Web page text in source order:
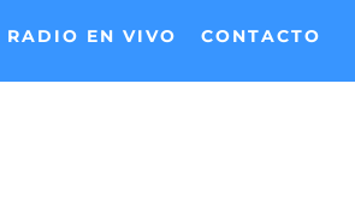
RADIO EN VIVO CONTACTO